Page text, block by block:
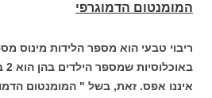
המומנטום הדמוגרפי
ריבוי טבעי הוא מספר הלידות מינוס
איננו אפס. זאת, בשל " המומנטום